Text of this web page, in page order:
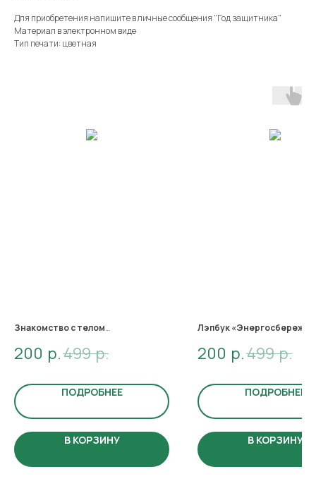
Для приобретения напишите в личные сообщения "Год защитника"
Материал в электронном виде
Тип печати: цветная
Знакомство с телом
⁉️ Сколько костей в теле взрослого?
⁉️ В чем отличие между мальчиками и
⁉️ Сколько килограмм еды съедает
человек за год?
На эти вопросы не каждый взрослый
может уверенно ответить.
200 р.499 р.
ПОДРОБНЕЕ
В КОРЗИНУ
Лэпбук
200 р.499 р.
ПОДРОБНЕЕ
В КОРЗИНУ